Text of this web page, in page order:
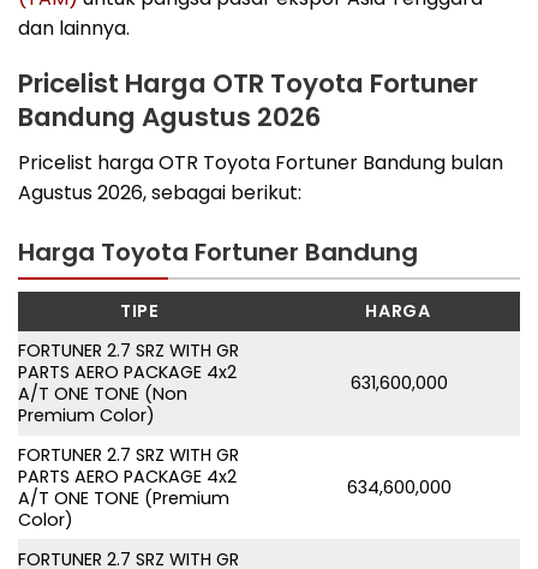
dan lainnya.
Pricelist Harga OTR Toyota Fortuner
Bandung Agustus 2026
Pricelist harga OTR Toyota Fortuner Bandung bulan
Agustus 2026, sebagai berikut:
Harga Toyota Fortuner Bandung
TIPE
HARGA
FORTUNER 2.7 SRZ WITH GR
PARTS AERO PACKAGE 4x2
A/T ONE TONE (Non
Premium Color)
631,600,000
FORTUNER 2.7 SRZ WITH GR
PARTS AERO PACKAGE 4x2
A/T ONE TONE (Premium
Color)
634,600,000
FORTUNER 2.7 SRZ WITH GR